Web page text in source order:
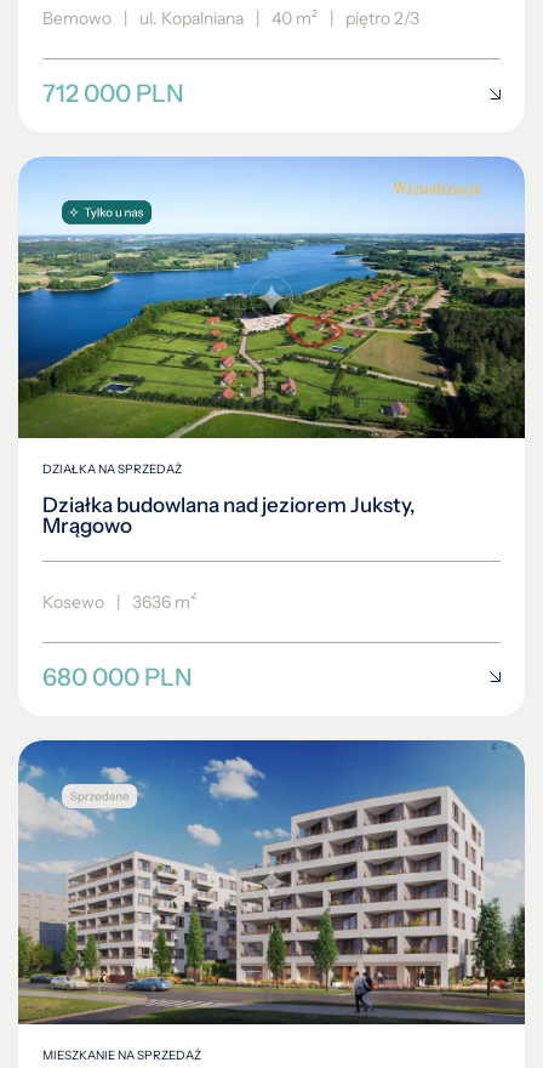
Bemowo | ul. Kopalniana | 40 m² | piętro 2/3
712 000 PLN
DZIAŁKA NA SPRZEDAŻ
Działka budowlana nad jeziorem Juksty,
Mrągowo
Kosewo | 3636 m2
680 000 PLN
MIESZKANIE NA SPRZEDAŻ